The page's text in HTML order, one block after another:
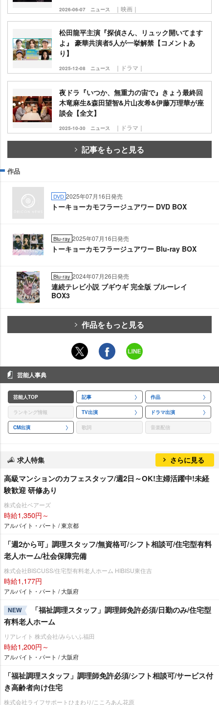
2026-06-07 ニュース ｜映画｜
松田龍平主演『探偵さん、リュック開いてます
よ』 豪華共演者5人が一挙解禁【コメントあ
り】
2025-12-08 ニュース ｜ドラマ｜
夜ドラ『いつか、無重力の宙で』きょう最終回
木竜麻生&森田望智&片山友希&伊藤万理華が座
談会【全文】
2025-10-30 ニュース ｜ドラマ｜
記事をもっと見る
作品
DVD 2025年07月16日発売
トーキョーカモフラージュアワー DVD BOX
Blu-ray 2025年07月16日発売
トーキョーカモフラージュアワー Blu-ray BOX
Blu-ray 2024年07月26日発売
連続テレビ小説 ブギウギ 完全版 ブルーレイ
BOX3
作品をもっと見る
芸能人事典
芸能人TOP 記事 作品
ランキング情報 TV出演 ドラマ出演
CM出演 歌詞 音楽配信
求人特集 さらに見る
高級マンションのカフェスタッフ/週2日～OK!主婦活躍中!未経
験歓迎 研修あり
株式会社ベアーズ
時給1,350円～
アルバイト・パート / 東京都
「週2から可」調理スタッフ/無資格可/シフト相談可/住宅型有料
老人ホーム/社会保障完備
株式会社BISCUSS/住宅型有料老人ホーム HIBISU東住吉
時給1,177円
アルバイト・パート / 大阪府
NEW
「福祉調理スタッフ」調理師免許必須/日勤のみ/住宅型
有料老人ホーム
リアレイト 株式会社/みらいふ福田
時給1,200円～
アルバイト・パート / 大阪府
「福祉調理スタッフ」調理師免許必須/シフト相談可/サービス付
き高齢者向け住宅
株式会社ライフサポートひまわり/こころあん花原